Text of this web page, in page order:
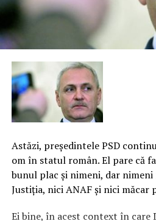
Astăzi, preşedintele PSD
om în statul român. El pare că
bunul plac şi nimeni, dar
Justiţia, nici ANAF şi nici
Ei bine, în acest context în care